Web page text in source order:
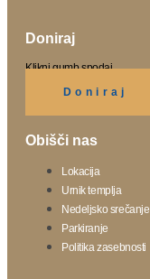
Doniraj
Klikni gumb spodaj.
Doniraj
Obišči nas
Lokacija
Urnik templja
Nedeljsko srečanje
Parkiranje
Politika zasebnosti